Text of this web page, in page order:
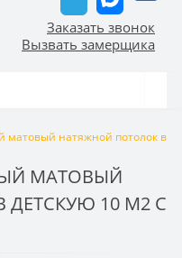
Заказать звонок
Вызвать замерщика
натяжной потолок в
МАТОВЫЙ
10 М2 С